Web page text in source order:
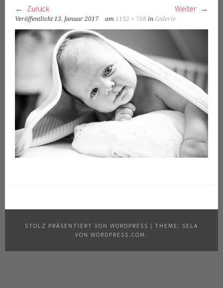
Zurück Weiter
Veröffentlicht13. Januar 2017 am 1152 × 768 inGalerie
STOLZ PRÄSENTIERT VON WORDPRESS | THEME: SELA
VON WORDPRESS.COM .